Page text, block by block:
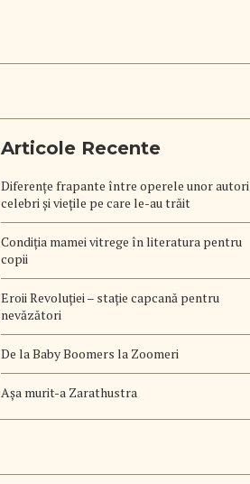
Articole Recente
Diferențe frapante între operele unor autori
celebri și viețile pe care le-au trăit
Condiția mamei vitrege în literatura pentru
copii
Eroii Revoluției – stație capcană pentru
nevăzători
De la Baby Boomers la Zoomeri
Aşa murit-a Zarathustra